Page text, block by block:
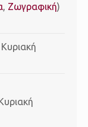
, Ζωγραφική)